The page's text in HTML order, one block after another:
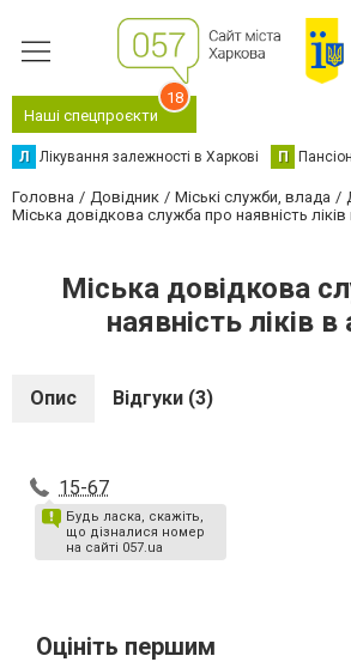
Наші спецпроєкти
18
Л Лікування залежності в Харкові П
Головна Довідник Міські служби, влада
Міська довідкова служба про наявність ліків
Міська довідкова
наявність ліків в
Опис Відгуки (3)
15-67
Будь ласка, скажіть,
що дізналися номер
на сайті 057.ua
Оцініть першим